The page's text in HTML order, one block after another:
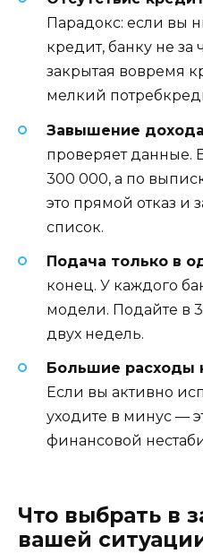
Парадокс: если вы
кредит, банку не за
закрытая вовремя
мелкий
Завышение
проверяет данные.
300 000, а по
это прямой отказ и
список.
Подача только в
конец. У каждого
модели. Подайте в
двух недель.
Большие расходы
Если вы активно
уходите в минус —
финансовой
Что выбрать в
вашей